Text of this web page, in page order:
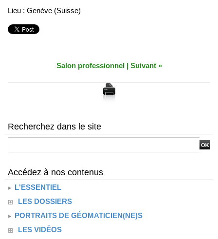
Lieu : Genève (Suisse)
Salon professionnel | Suivant »
Recherchez dans le site
Accédez à nos contenus
L'ESSENTIEL
LES DOSSIERS
PORTRAITS DE GÉOMATICIEN(NE)S
LES VIDÉOS